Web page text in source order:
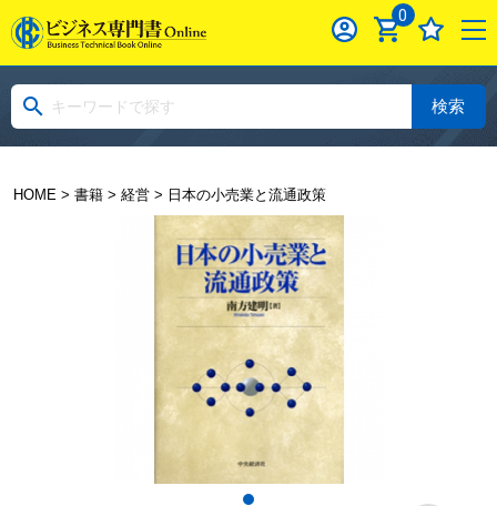
0
検索
HOME> 書籍> 経営> 日本の小売業と流通政策